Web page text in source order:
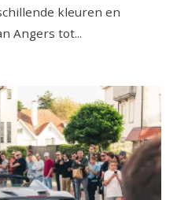
kleuren en
Angers tot...